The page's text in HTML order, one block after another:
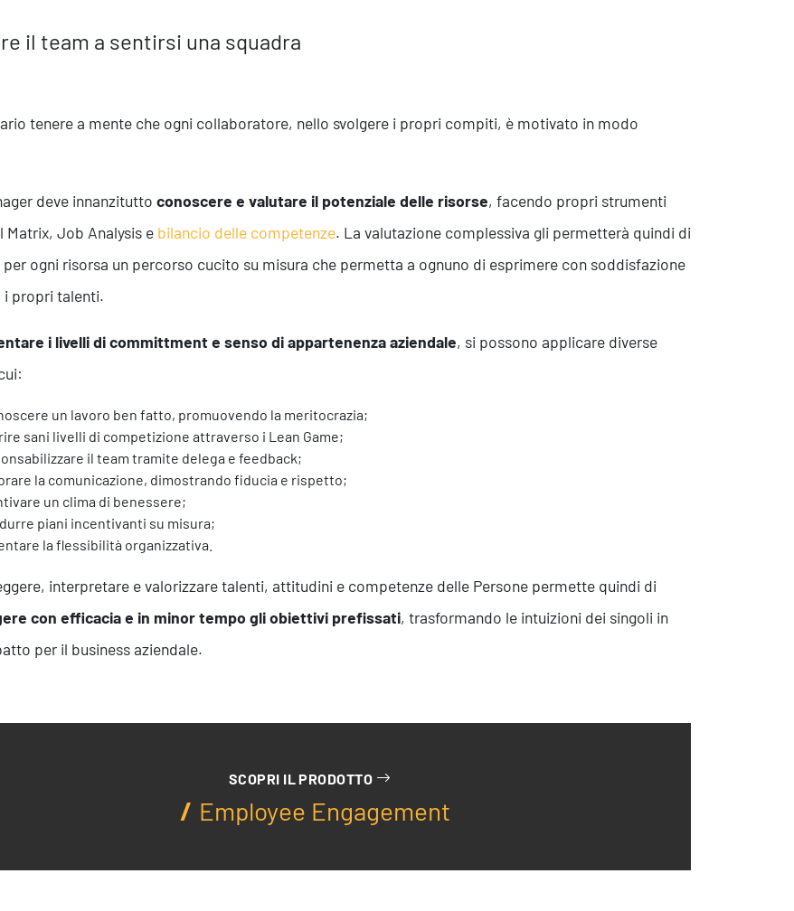
Formazione Contatti
il team a sentirsi una squadra
tenere a mente che ogni collaboratore, nello svolgere i propri compiti, è motivato in modo
deve innanzitutto conoscere e valutare il potenziale delle risorse, facendo propri strumenti
Matrix, Job Analysis e bilancio delle competenze. La valutazione complessiva gli permetterà quindi di
ogni risorsa un percorso cucito su misura che permetta a ognuno di esprimere con soddisfazione
i propri talenti.
i livelli di committment e senso di appartenenza aziendale, si possono applicare diverse
un lavoro ben fatto, promuovendo la meritocrazia;
sani livelli di competizione attraverso i Lean Game;
il team tramite delega e feedback;
la comunicazione, dimostrando fiducia e rispetto;
un clima di benessere;
piani incentivanti su misura;
la flessibilità organizzativa.
interpretare e valorizzare talenti, attitudini e competenze delle Persone permette quindi di
con efficacia e in minor tempo gli obiettivi prefissati, trasformando le intuizioni dei singoli in
per il business aziendale.
SCOPRI IL PRODOTTO
Employee Engagement